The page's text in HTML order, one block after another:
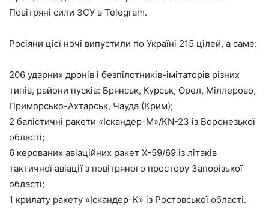
Повітряні сили ЗСУ в Telegram.
Росіяни цієї ночі випустили по Україні 215 цілей, а саме:
206 ударних дронів і безпілотників-імітаторів різних
типів, райони пусків: Брянськ, Курськ, Орел, Міллерово,
Приморсько-Ахтарськ, Чауда (Крим);
2 балістичні ракети «Іскандер-М»/KN-23 із Воронезької
області;
6 керованих авіаційних ракет Х-59/69 із літаків
тактичної авіації з повітряного простору Запорізької
області;
1 крилату ракету «Іскандер-К» із Ростовської області.